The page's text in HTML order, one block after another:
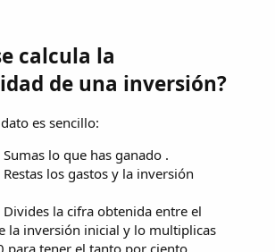
calcula la
de una inversión?
es sencillo:
Sumas lo que has ganado .
Restas los gastos y la inversión
Divides la cifra obtenida entre el
la inversión inicial y lo multiplicas